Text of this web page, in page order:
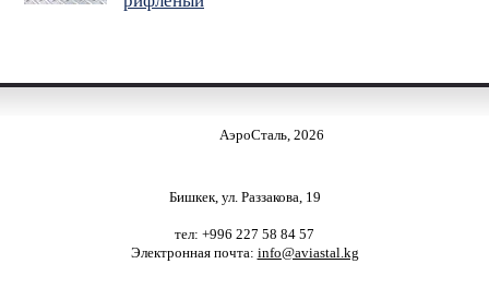
АэроСталь, 2026
Бишкек, ул. Раззакова, 19
тел: +996 227 58 84 57
Электронная почта: info@aviastal.kg